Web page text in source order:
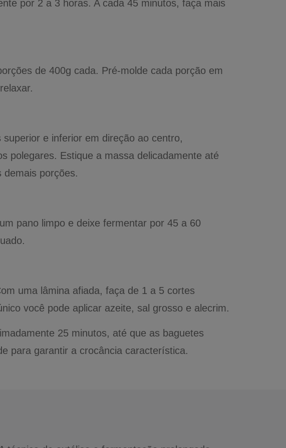
por 2 a 3 horas. A cada 45 minutos, faça mais
de 400g cada. Pré-molde cada porção em
e inferior em direção ao centro,
polegares. Estique a massa delicadamente até
demais porções.
pano limpo e deixe fermentar por 45 a 60
uma lâmina afiada, faça de 1 a 5 cortes
você pode aplicar azeite, sal grosso e alecrim.
25 minutos, até que as baguetes
para garantir a crocância característica.